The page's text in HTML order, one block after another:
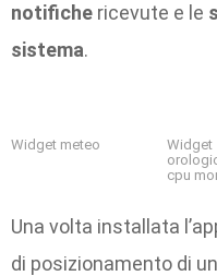
notifiche ricevute e le
sistema.
Widget meteo
Widget
cpu
Una volta installata
di posizionamento di